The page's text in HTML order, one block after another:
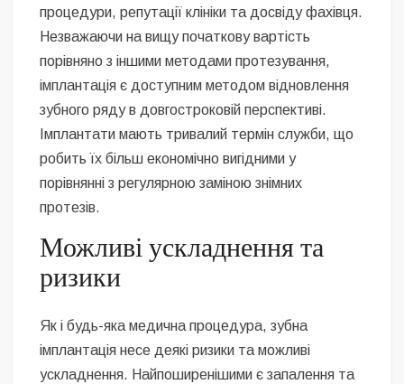
процедури, репутації клініки та досвіду фахівця.
Незважаючи на вищу початкову вартість
порівняно з іншими методами протезування,
імплантація є доступним методом відновлення
зубного ряду в довгостроковій перспективі.
Імплантати мають тривалий термін служби, що
робить їх більш економічно вигідними у
порівнянні з регулярною заміною знімних
протезів.
Можливі ускладнення та
ризики
Як і будь-яка медична процедура, зубна
імплантація несе деякі ризики та можливі
ускладнення. Найпоширенішими є запалення та